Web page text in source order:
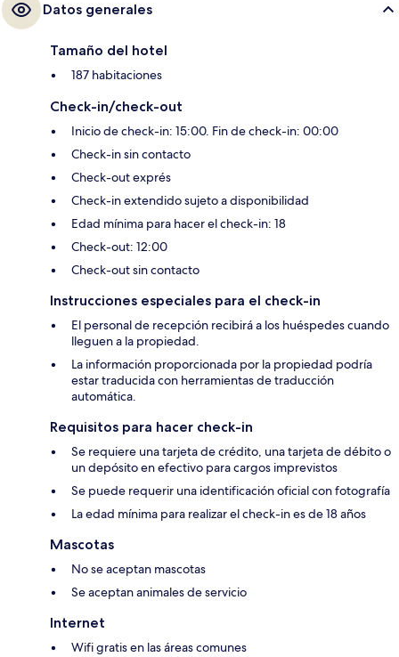
Datos generales
Tamaño del hotel
187 habitaciones
Check-in/check-out
Inicio de check-in: 15:00. Fin de check-in: 00:00
Check-in sin contacto
Check-out exprés
Check-in extendido sujeto a disponibilidad
Edad mínima para hacer el check-in: 18
Check-out: 12:00
Check-out sin contacto
Instrucciones especiales para el check-in
El personal de recepción recibirá a los huéspedes cuando
lleguen a la propiedad.
La información proporcionada por la propiedad podría
estar traducida con herramientas de traducción
automática.
Requisitos para hacer check-in
Se requiere una tarjeta de crédito, una tarjeta de débito o
un depósito en efectivo para cargos imprevistos
Se puede requerir una identificación oficial con fotografía
La edad mínima para realizar el check-in es de 18 años
Mascotas
No se aceptan mascotas
Se aceptan animales de servicio
Internet
Wifi gratis en las áreas comunes